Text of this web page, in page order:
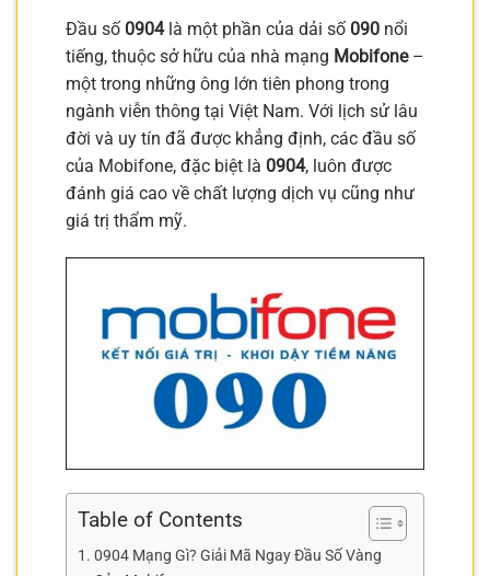
Đầu số 0904là một phần của dải số 090 nổi
tiếng, thuộc sở hữu của nhà mạng Mobifone–
một trong những ông lớn tiên phong trong
ngành viễn thông tại Việt Nam. Với lịch sử lâu
đời và uy tín đã được khẳng định, các đầu số
của Mobifone, đặc biệt là 0904, luôn được
đánh giá cao về chất lượng dịch vụ cũng như
giá trị thẩm mỹ.
Table of Contents
0904 Mạng Gì? Giải Mã Ngay Đầu Số Vàng